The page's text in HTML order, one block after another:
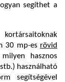
segíthet a
kortársaitoknak
30 mp-es rövid
hasznos
használható
segítségével